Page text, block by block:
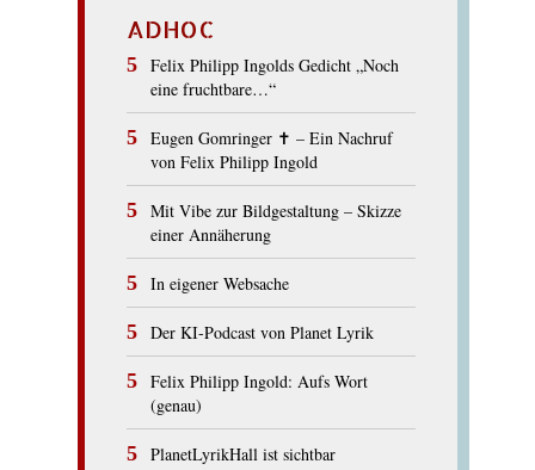
ADHOC
Felix Philipp Ingolds Gedicht „Noch
eine fruchtbare…“
Eugen Gomringer ✝︎ – Ein Nachruf
von Felix Philipp Ingold
Mit Vibe zur Bildgestaltung – Skizze
einer Annäherung
In eigener Websache
Der KI-Podcast von Planet Lyrik
Felix Philipp Ingold: Aufs Wort
(genau)
PlanetLyrikHall ist sichtbar